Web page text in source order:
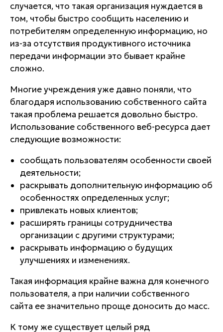
случается, что такая организация нуждается в
том, чтобы быстро сообщить населению и
потребителям определенную информацию, но
из-за отсутствия продуктивного источника
передачи информации это бывает крайне
сложно.
Многие учреждения уже давно поняли, что
благодаря использованию собственного сайта
такая проблема решается довольно быстро.
Использование собственного веб-ресурса дает
следующие возможности:
сообщать пользователям особенности своей
деятельности;
раскрывать дополнительную информацию об
особенностях определенных услуг;
привлекать новых клиентов;
расширять границы сотрудничества
организации с другими структурами;
раскрывать информацию о будущих
улучшениях и изменениях.
Такая информация крайне важна для конечного
пользователя, а при наличии собственного
сайта ее значительно проще доносить до масс.
К тому же существует целый ряд